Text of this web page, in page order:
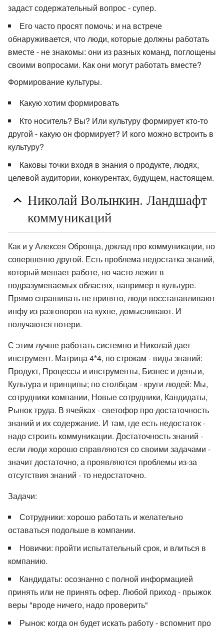
задаст содержательный вопрос - супер.
Его часто просят помочь: и на встрече
обнаруживается, что люди, которые должны работать
вместе - не знакомы: они из разных команд, поглощены
своими вопросами. Как они могут работать вместе?
Формирование культуры.
Какую хотим формировать
Кто носитель? Вы? Или культуру формирует кто-то
другой - какую он формирует? И кого можно встроить в
культуру?
Каковы точки входя в знания о продукте, людях,
целевой аудитории, конкурентах, будущем, настоящем.
Николай Волынкин. Ландшафт
коммуникаций
Как и у Алексея Обровца, доклад про коммуникации, но
совершенно другой. Есть проблема недостатка знаний,
который мешает работе, но часто лежит в
подразумеваемых областях, например в культуре.
Прямо спрашивать не принято, люди восстанавливают
инфу из разговоров на кухне, домысливают. И
получаются потери.
С этим лучше работать системно и Николай дает
инструмент. Матрица 4*4, по строкам - виды знаний:
Продукт, Процессы и инструменты, Бизнес и деньги,
Культура и принципы; по столбцам - круги людей: Мы,
сотрудники компании, Новые сотрудники, Кандидаты,
Рынок труда. В ячейках - светофор про достаточность
знаний и их содержание. И там, где есть недостаток -
надо строить коммуникации. Достаточность знаний -
если люди хорошо справляются со своими задачами -
значит достаточно, а проявляются проблемы из-за
отсутствия знаний - то недостаточно.
Задачи:
Сотрудники: хорошо работать и желательно
оставаться подольше в компании.
Новички: пройти испытательный срок, и влиться в
компанию.
Кандидаты: осознанно с полной информацией
принять или не принять офер. Любой приход - прыжок
веры "вроде ничего, надо проверить"
Рынок: когда он будет искать работу - вспомнит про